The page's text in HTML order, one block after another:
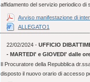
affidamento del servizio periodico
Avviso manifestazione di
ALLEGATO1
22/02/2024 - UFFICIO
- MARTEDI' e GIOVEDI' dalle
Il Procuratore della Repubblica
disposto il nuovo orario di accesso